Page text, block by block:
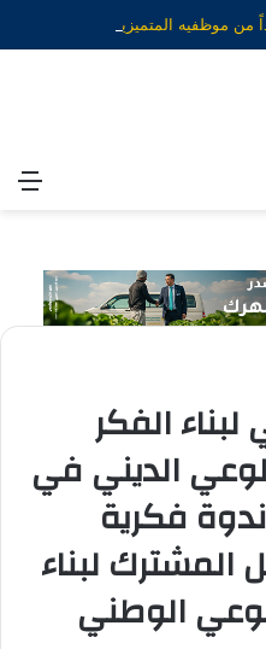
الفكر
الديني في
فكرية
لبناء
الوطني